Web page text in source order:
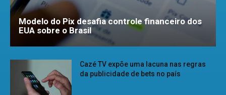
Modelo do Pix desafia controle financeiro dos
EUA sobre o Brasil
Cazé TV expõe uma lacuna nas regras
da publicidade de bets no país